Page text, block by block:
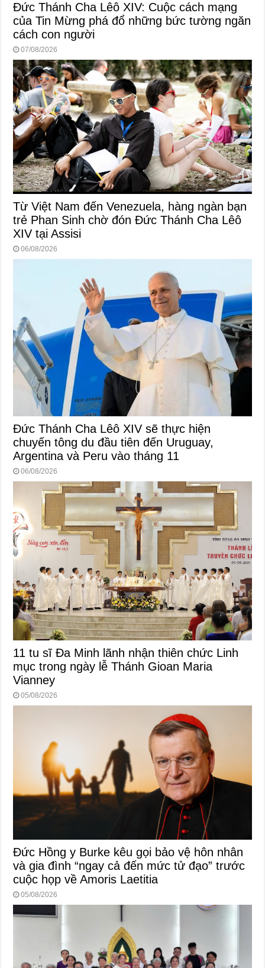
Đức Thánh Cha Lêô XIV: Cuộc cách mạng
của Tin Mừng phá đổ những bức tường ngăn
cách con người
07/08/2026
Từ Việt Nam đến Venezuela, hàng ngàn bạn
trẻ Phan Sinh chờ đón Đức Thánh Cha Lêô
XIV tại Assisi
06/08/2026
Đức Thánh Cha Lêô XIV sẽ thực hiện
chuyến tông du đầu tiên đến Uruguay,
Argentina và Peru vào tháng 11
06/08/2026
11 tu sĩ Đa Minh lãnh nhận thiên chức Linh
mục trong ngày lễ Thánh Gioan Maria
Vianney
05/08/2026
Đức Hồng y Burke kêu gọi bảo vệ hôn nhân
và gia đình “ngay cả đến mức tử đạo” trước
cuộc họp về Amoris Laetitia
05/08/2026